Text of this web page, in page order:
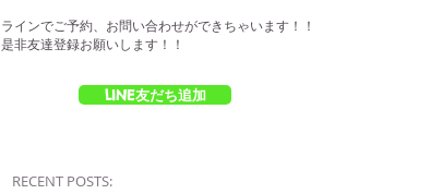
ラインでご予約、お問い合わせができちゃいます！！
是非友達登録お願いします！！
LINE友だち追加
RECENT POSTS: